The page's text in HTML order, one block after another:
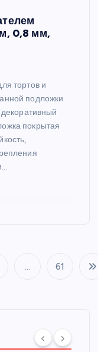
0,8 мм,
тортов и
подложки
покрытая
… 61